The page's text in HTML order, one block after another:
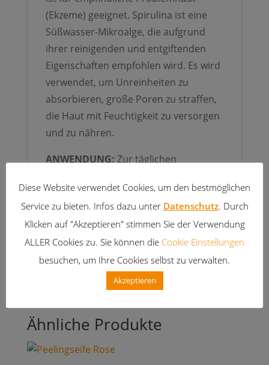
(Ekzeme) geeignet. Spirulina ist eine
Süßwasser-Mikroalge, die aufgrund
ihrer reinigenden und entgiftenden
Eigenschaften empfohlen wird. Es wird
verwendet, um Unreinheiten zu
absorbieren, große Poren zu straffen,
die Haut mit Feuchtigkeit zu versorgen
und zu nähren.
ANWENDUNG: Zur täglichen
Lieferung in umwelfreundlicher
Pappelholzdose (PEFC-Label)
Gewicht:100 Gramm
Handgemacht in Frankreich
Ähnliche Produkte
Diese Website verwendet Cookies, um den bestmöglichen
Service zu bieten. Infos dazu unter Datenschutz. Durch
Klicken auf "Akzeptieren" stimmen Sie der Verwendung
ALLER Cookies zu. Sie können die Cookie Einstellungen
besuchen, um Ihre Cookies selbst zu verwalten.
Akzeptieren